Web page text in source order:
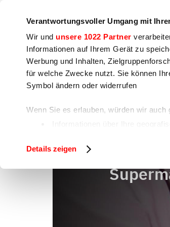
Verantwortungsvoller Umgang mit
Wir und unsere 1022 Partner
Informationen auf Ihrem Gerät zu
Werbung und Inhalten,
für welche Zwecke nutzt. Sie können
Symbol ändern oder widerrufen
Wenn Sie es erlauben, würden wir auch
Erfahren Sie mehr darüber, wie Ihre
Wir verwenden Cookies, um Inhalte
auf unsere Website zu analysieren.
soziale Medien, Werbung und
zusammen, die Sie ihnen bereitgestellt
Details zeigen
Kochen
Home Supermarkt